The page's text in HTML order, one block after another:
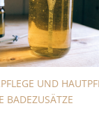
UND
BADEZUSÄTZE